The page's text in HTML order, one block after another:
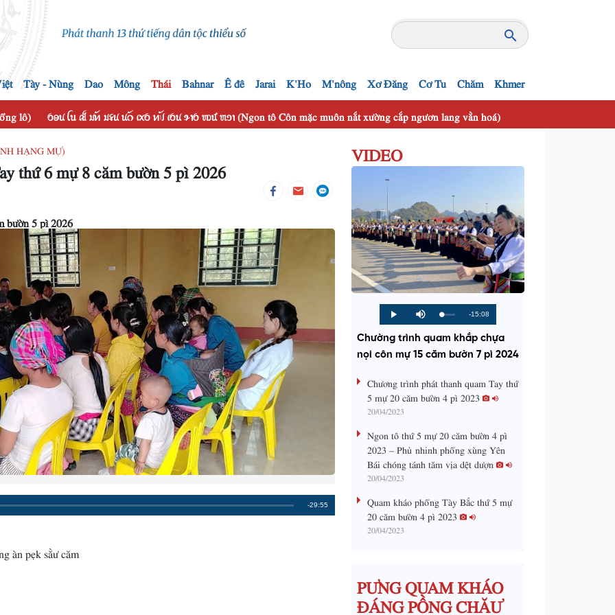
Tày - Nùng Dao Mông Thái Bahnar Ê đê Jarai K'Ho M'nông Xơ Đăng Cơ Tu Chăm Khmer
lô) ꪉꪮꪙ ꪶꪕ ꫛ ꪣꪀꪰ ꪣꪺꪙ ꪙꪒꪰ ꪹꪎꪉ ꪀꪚꪰ ꪹꪉꪙ ꪩꪱꪉ ꪪꪽ ꪬꪫꪱ (Ngon tô Côn mặc muôn nắt xường cắp ngươn lang vằn hoá)
HẠNG MỰ)
thứ 6 mự 8 căm bườn 5 pì 2026
bườn 5 pì 2026
Remaining
-29:55
àn pẹk sằư căm
VIDEO
P
l
y
M
u
e
L
o
d
d
:
P
r
g
e
s
%
R
e
m
i
T
i
-15:08
Chường trình quam khắp chựa
nọi côn mự 15 căm bườn 7 pì 2024
Chương trình phát thanh quam Tay thứ
5 mự 20 căm bườn 4 pì 2023
20/04/2023
Ngon tô thứ 5 mự 20 căm bườn 4 pì
2023 – Phủ nhinh phổng xùng Yên
Bái chóng tánh tăm vịa dệt dượn
20/04/2023
Quam kháo phổng Tày Bắc thứ 5 mự
20 căm bườn 4 pì 2023
20/04/2023
PƯNG QUAM KHÁO
ĐÁNG PỒNG CHĂƯ